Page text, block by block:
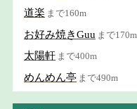
道楽 まで160m
お好み焼きGuu まで170m
太陽軒 まで400m
めんめん亭 まで490m